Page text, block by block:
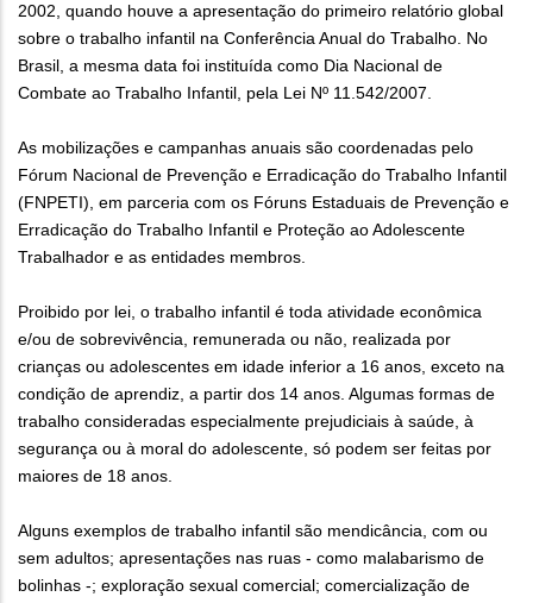
2002, quando houve a apresentação do primeiro relatório global
sobre o trabalho infantil na Conferência Anual do Trabalho. No
Brasil, a mesma data foi instituída como Dia Nacional de
Combate ao Trabalho Infantil, pela Lei Nº 11.542/2007.
As mobilizações e campanhas anuais são coordenadas pelo
Fórum Nacional de Prevenção e Erradicação do Trabalho Infantil
(FNPETI), em parceria com os Fóruns Estaduais de Prevenção e
Erradicação do Trabalho Infantil e Proteção ao Adolescente
Trabalhador e as entidades membros.
Proibido por lei, o trabalho infantil é toda atividade econômica
e/ou de sobrevivência, remunerada ou não, realizada por
crianças ou adolescentes em idade inferior a 16 anos, exceto na
condição de aprendiz, a partir dos 14 anos. Algumas formas de
trabalho consideradas especialmente prejudiciais à saúde, à
segurança ou à moral do adolescente, só podem ser feitas por
maiores de 18 anos.
Alguns exemplos de trabalho infantil são mendicância, com ou
sem adultos; apresentações nas ruas - como malabarismo de
bolinhas -; exploração sexual comercial; comercialização de